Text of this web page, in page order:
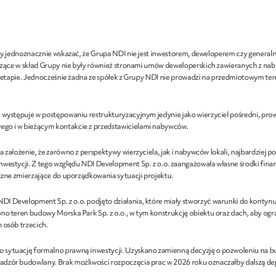
jednoznacznie wskazać, że Grupa NDI nie jest inwestorem, deweloperem czy
w skład Grupy nie były również stronami umów deweloperskich zawieranych z
Jednocześnie żadna ze spółek z Grupy NDI nie prowadzi na przedmiotowym
w postępowaniu restrukturyzacyjnym jedynie jako wierzyciel pośredni,
i w bieżącym kontakcie z przedstawicielami nabywców.
założenie, że zarówno z perspektywy wierzyciela, jak i nabywców lokali, najbardziej
Z tego względu NDI Development Sp. z o.o. zaangażowała własne środki
zmierzające do uporządkowania sytuacji projektu.
Development Sp. z o.o. podjęto działania, które miały stworzyć warunki do
teren budowy Morska Park Sp. z o.o., w tym konstrukcję obiektu oraz dach, aby
osób trzecich.
sytuację formalno prawną inwestycji. Uzyskano zamienną decyzję o pozwoleniu na
budowlany. Brak możliwości rozpoczęcia prac w 2026 roku oznaczałby dalszą